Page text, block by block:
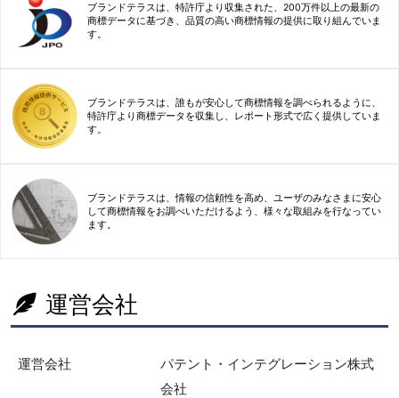
ブランドテラスは、特許庁より収集された、200万件以上の最新の
商標データに基づき、品質の高い商標情報の提供に取り組んでいま
す。
ブランドテラスは、誰もが安心して商標情報を調べられるように、
特許庁より商標データを収集し、レポート形式で広く提供していま
す。
ブランドテラスは、情報の信頼性を高め、ユーザのみなさまに安心
して商標情報をお調べいただけるよう、様々な取組みを行なってい
ます。
運営会社
運営会社
パテント・インテグレーション株式
会社